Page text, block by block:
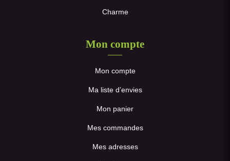
Charme
Mon compte
Mon compte
Ma liste d’envies
Mon panier
Mes commandes
Mes adresses